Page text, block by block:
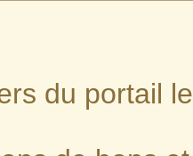
du portail